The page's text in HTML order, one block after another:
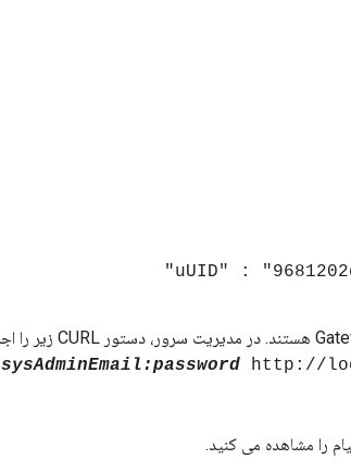
sysAdminEmail:password http://
را مشاهده می کنید.